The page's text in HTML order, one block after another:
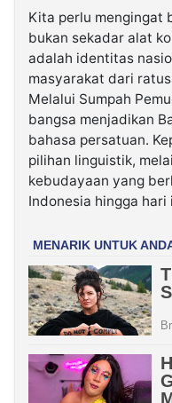
Kita perlu mengingat
bukan sekadar alat
adalah identitas
masyarakat dari
Melalui Sumpah
bangsa menjadikan
bahasa persatuan.
pilihan linguistik,
kebudayaan yang
Indonesia hingga hari